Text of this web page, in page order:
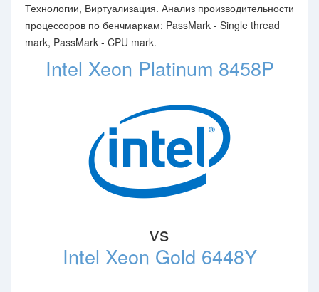
Технологии, Виртуализация. Анализ производительности
процессоров по бенчмаркам: PassMark - Single thread
mark, PassMark - CPU mark.
Intel Xeon Platinum 8458P
vs
Intel Xeon Gold 6448Y